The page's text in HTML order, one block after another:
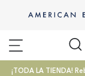
¡TODA LA TIENDA!